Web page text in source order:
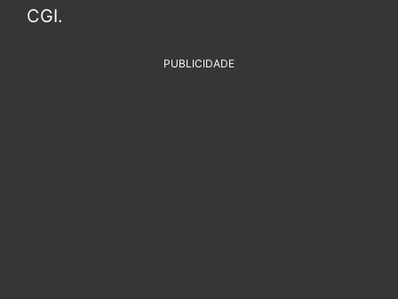
CGI.
PUBLICIDADE